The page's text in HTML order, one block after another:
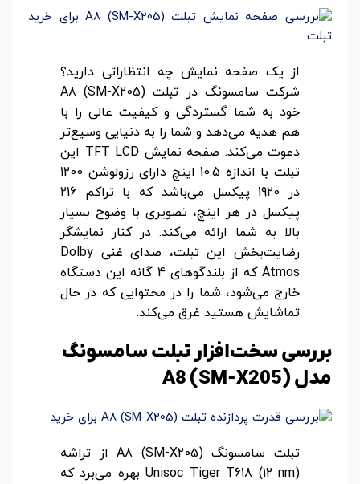
از یک صفحه نمایش چه انتظاراتی دارید؟
شرکت سامسونگ در تبلت A8 (SM-X205)
خود به شما گستردگی و کیفیت عالی را با
هم هدیه می‌دهد و شما را به دنیایی وسیع‌تر
دعوت می‌کند. صفحه نمایش TFT LCD این
تبلت با اندازه 10.5 اینچ دارای رزولوشن 1200
در 1920 پیکسل می‌باشد که با تراکم 216
پیکسل در هر اینچ، تصویری با وضوح بسیار
بالا به شما ارائه می‌کند. در کنار نمایشگر
رضایت‌بخش این تبلت، صدای غنی Dolby
Atmos که از بلندگوهای 4 گانه این دستگاه
خارج می‌شود، شما را در محتوایی که در حال
تماشایش هستید غرق می‌کند.
بررسی سخت‌افزار تبلت سامسونگ
مدل A8 (SM-X205)
تبلت سامسونگ A8 (SM-X205) از تراشه
Unisoc Tiger T618 (12 nm) بهره می‌برد که